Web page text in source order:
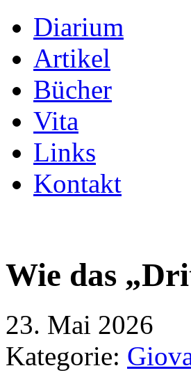
Diarium
Artikel
Bücher
Vita
Links
Kontakt
Wie das
23. Mai 2026
Kategorie: